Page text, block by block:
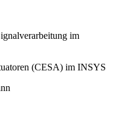
im
(CESA) im INSYS